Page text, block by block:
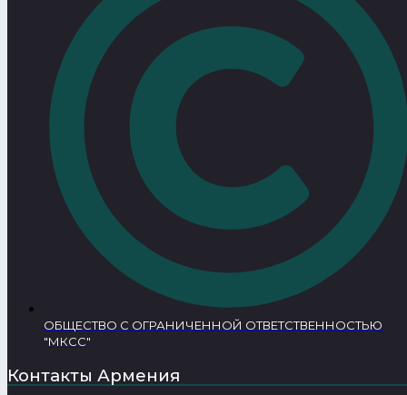
ОБЩЕСТВО С ОГРАНИЧЕННОЙ ОТВЕТСТВЕННОСТЬЮ
"МКСС"
Контакты Армения